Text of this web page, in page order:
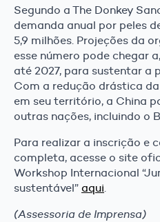
Segundo a The Donkey
demanda anual por peles
5,9 milhões. Projeções da
esse número pode chegar
até 2027, para sustentar a
Com a redução drástica
em seu território, a China
outras nações, incluindo o
Para realizar a inscrição e
completa, acesse o site
Workshop Internacional
sustentável” aqui.
(Assessoria de Imprensa)